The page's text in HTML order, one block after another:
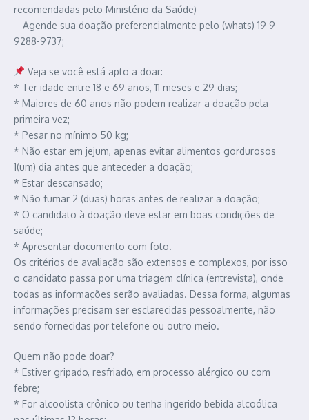
recomendadas pelo Ministério da Saúde)
– Agende sua doação preferencialmente pelo (whats) 19 9
9288-9737;
Veja se você está apto a doar:
* Ter idade entre 18 e 69 anos, 11 meses e 29 dias;
* Maiores de 60 anos não podem realizar a doação pela
primeira vez;
* Pesar no mínimo 50 kg;
* Não estar em jejum, apenas evitar alimentos gordurosos
1(um) dia antes que anteceder a doação;
* Estar descansado;
* Não fumar 2 (duas) horas antes de realizar a doação;
* O candidato à doação deve estar em boas condições de
saúde;
* Apresentar documento com foto.
Os critérios de avaliação são extensos e complexos, por isso
o candidato passa por uma triagem clínica (entrevista), onde
todas as informações serão avaliadas. Dessa forma, algumas
informações precisam ser esclarecidas pessoalmente, não
sendo fornecidas por telefone ou outro meio.
Quem não pode doar?
* Estiver gripado, resfriado, em processo alérgico ou com
febre;
* For alcoolista crônico ou tenha ingerido bebida alcoólica